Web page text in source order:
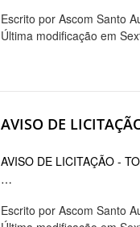
Escrito por Ascom Santo
Última modificação em
AVISO DE
AVISO DE LICITAÇÃO -
…
Escrito por Ascom Santo